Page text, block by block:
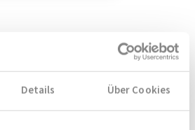
Details Über Cookies